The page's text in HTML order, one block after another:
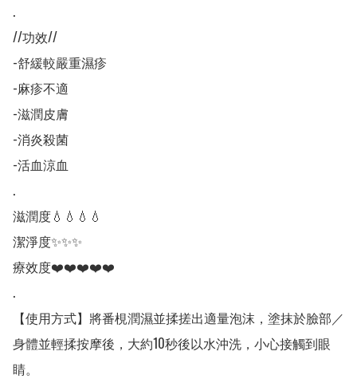
.
//功效//
-舒緩較嚴重濕疹
-麻疹不適
-滋潤皮膚
-消炎殺菌
-活血涼血
.
滋潤度💧💧💧💧
潔淨度✨✨✨
療效度❤️❤️❤️❤️❤️
.
【使用方式】將番梘潤濕並揉搓出適量泡沫，塗抹於臉部／
身體並輕揉按摩後，大約10秒後以水沖洗，小心接觸到眼
睛。